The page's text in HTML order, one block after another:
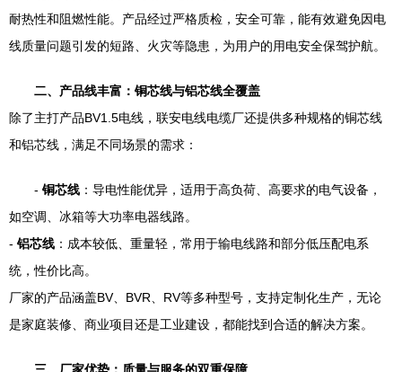
耐热性和阻燃性能。产品经过严格质检，安全可靠，能有效避免因电
线质量问题引发的短路、火灾等隐患，为用户的用电安全保驾护航。
二、产品线丰富：铜芯线与铝芯线全覆盖
除了主打产品BV1.5电线，联安电线电缆厂还提供多种规格的铜芯线
和铝芯线，满足不同场景的需求：
- 铜芯线 ：导电性能优异，适用于高负荷、高要求的电气设备，
如空调、冰箱等大功率电器线路。
- 铝芯线 ：成本较低、重量轻，常用于输电线路和部分低压配电系
统，性价比高。
厂家的产品涵盖BV、BVR、RV等多种型号，支持定制化生产，无论
是家庭装修、商业项目还是工业建设，都能找到合适的解决方案。